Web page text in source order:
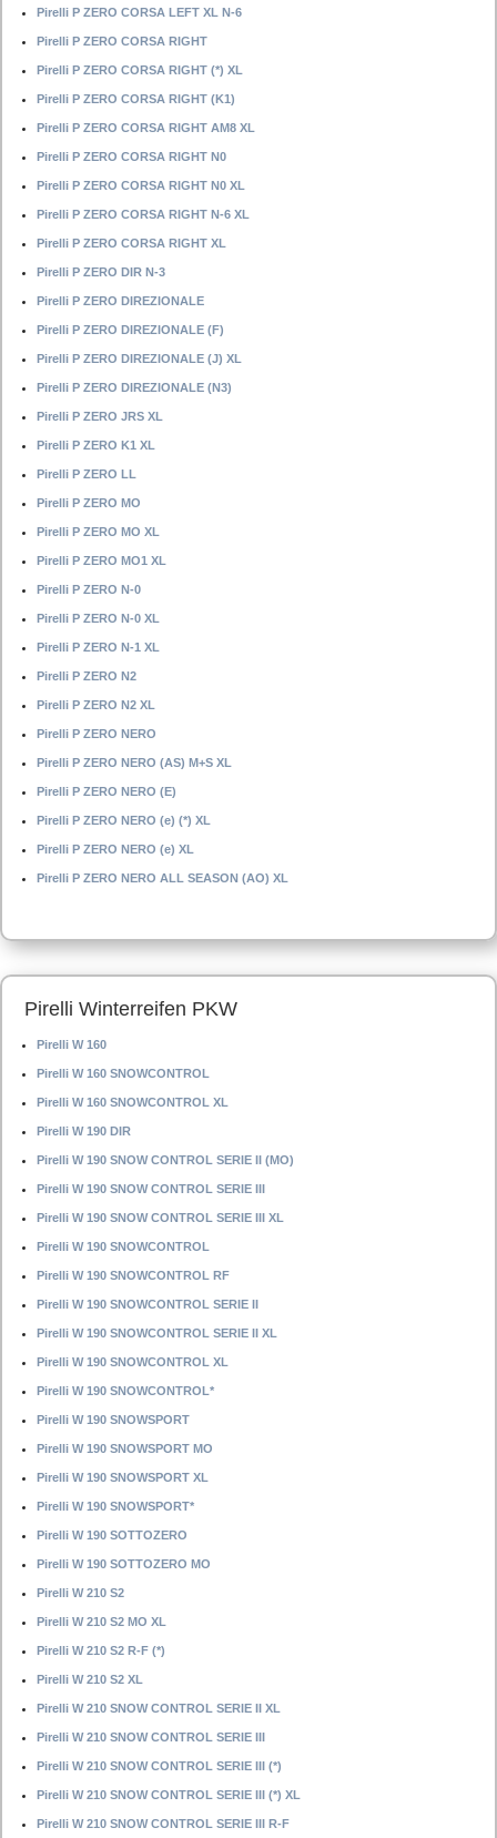
Pirelli P ZERO CORSA LEFT XL N-6
Pirelli P ZERO CORSA RIGHT
Pirelli P ZERO CORSA RIGHT (*) XL
Pirelli P ZERO CORSA RIGHT (K1)
Pirelli P ZERO CORSA RIGHT AM8 XL
Pirelli P ZERO CORSA RIGHT N0
Pirelli P ZERO CORSA RIGHT N0 XL
Pirelli P ZERO CORSA RIGHT N-6 XL
Pirelli P ZERO CORSA RIGHT XL
Pirelli P ZERO DIR N-3
Pirelli P ZERO DIREZIONALE
Pirelli P ZERO DIREZIONALE (F)
Pirelli P ZERO DIREZIONALE (J) XL
Pirelli P ZERO DIREZIONALE (N3)
Pirelli P ZERO JRS XL
Pirelli P ZERO K1 XL
Pirelli P ZERO LL
Pirelli P ZERO MO
Pirelli P ZERO MO XL
Pirelli P ZERO MO1 XL
Pirelli P ZERO N-0
Pirelli P ZERO N-0 XL
Pirelli P ZERO N-1 XL
Pirelli P ZERO N2
Pirelli P ZERO N2 XL
Pirelli P ZERO NERO
Pirelli P ZERO NERO (AS) M+S XL
Pirelli P ZERO NERO (E)
Pirelli P ZERO NERO (e) (*) XL
Pirelli P ZERO NERO (e) XL
Pirelli P ZERO NERO ALL SEASON (AO) XL
Pirelli Winterreifen PKW
Pirelli W 160
Pirelli W 160 SNOWCONTROL
Pirelli W 160 SNOWCONTROL XL
Pirelli W 190 DIR
Pirelli W 190 SNOW CONTROL SERIE II (MO)
Pirelli W 190 SNOW CONTROL SERIE III
Pirelli W 190 SNOW CONTROL SERIE III XL
Pirelli W 190 SNOWCONTROL
Pirelli W 190 SNOWCONTROL RF
Pirelli W 190 SNOWCONTROL SERIE II
Pirelli W 190 SNOWCONTROL SERIE II XL
Pirelli W 190 SNOWCONTROL XL
Pirelli W 190 SNOWCONTROL*
Pirelli W 190 SNOWSPORT
Pirelli W 190 SNOWSPORT MO
Pirelli W 190 SNOWSPORT XL
Pirelli W 190 SNOWSPORT*
Pirelli W 190 SOTTOZERO
Pirelli W 190 SOTTOZERO MO
Pirelli W 210 S2
Pirelli W 210 S2 MO XL
Pirelli W 210 S2 R-F (*)
Pirelli W 210 S2 XL
Pirelli W 210 SNOW CONTROL SERIE II XL
Pirelli W 210 SNOW CONTROL SERIE III
Pirelli W 210 SNOW CONTROL SERIE III (*)
Pirelli W 210 SNOW CONTROL SERIE III (*) XL
Pirelli W 210 SNOW CONTROL SERIE III R-F